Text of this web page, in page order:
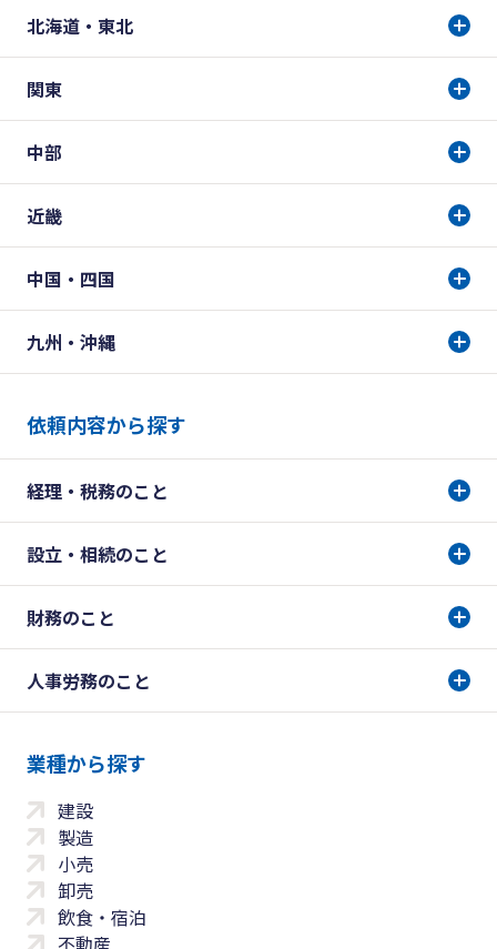
北海道・東北
関東
中部
近畿
中国・四国
九州・沖縄
依頼内容から探す
経理・税務のこと
設立・相続のこと
財務のこと
人事労務のこと
業種から探す
建設
製造
小売
卸売
飲食・宿泊